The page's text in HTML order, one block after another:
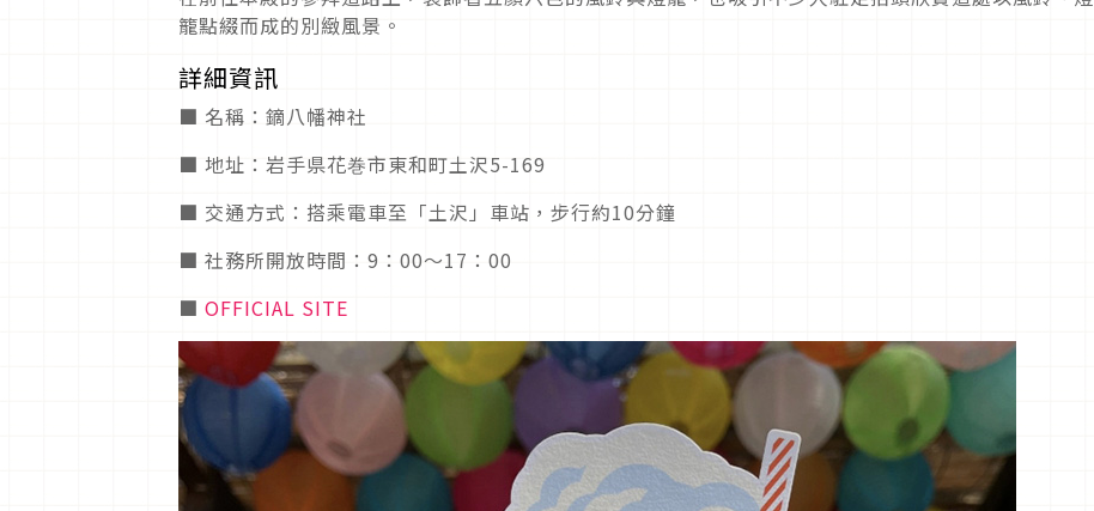
籠點綴而成的別緻風景。
詳細資訊
■ 名稱：鏑八幡神社
■ 地址：岩手県花巻市東和町土沢5-169
■ 交通方式：搭乘電車至「土沢」車站，步行約10分鐘
■ 社務所開放時間：9：00～17：00
■ OFFICIAL SITE